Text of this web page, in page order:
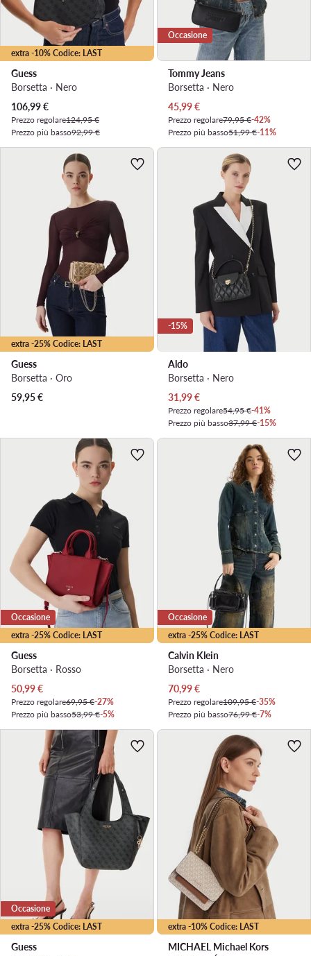
extra -10% Codice: LAST
Guess
Borsetta · Nero
Prezzo attuale
106,99€
Prezzo regolare124,95 €
Prezzo più basso92,99 €
Occasione
Tommy Jeans
Borsetta · Nero
Prezzo attuale
45,99€
Prezzo regolare79,95 €-42%
Prezzo più basso51,99 €-11%
extra -25% Codice: LAST
Guess
Borsetta · Oro
59,95€
-15%
Aldo
Borsetta · Nero
Prezzo attuale
31,99€
Prezzo regolare54,95 €-41%
Prezzo più basso37,99 €-15%
extra -25% Codice: LAST
Occasione
Guess
Borsetta · Rosso
Prezzo attuale
50,99€
Prezzo regolare69,95 €-27%
Prezzo più basso53,99 €-5%
extra -25% Codice: LAST
Occasione
Calvin Klein
Borsetta · Nero
Prezzo attuale
70,99€
Prezzo regolare109,95 €-35%
Prezzo più basso76,99 €-7%
extra -25% Codice: LAST
Occasione
Guess
extra -10% Codice: LAST
MICHAEL Michael Kors